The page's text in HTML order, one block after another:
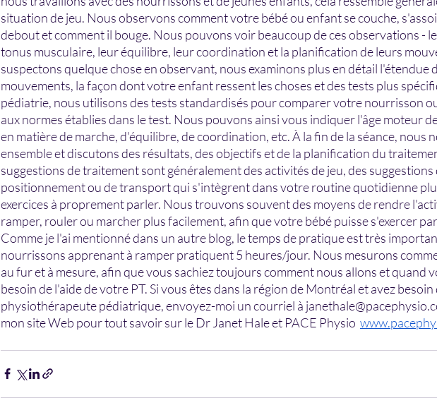
situation de jeu. Nous observons comment votre bébé ou enfant se couche,
debout et comment il bouge. Nous pouvons voir beaucoup de ces observations -
tonus musculaire, leur équilibre, leur coordination et la planification de leurs
suspectons quelque chose en observant, nous examinons plus en détail l'étendue
mouvements, la façon dont votre enfant ressent les choses et des tests plus
pédiatrie, nous utilisons des tests standardisés pour comparer votre nourrisson
aux normes établies dans le test. Nous pouvons ainsi vous indiquer l'âge moteur
en matière de marche, d'équilibre, de coordination, etc. À la fin de la séance, nous
ensemble et discutons des résultats, des objectifs et de la planification du
suggestions de traitement sont généralement des activités de jeu, des suggestions
positionnement ou de transport qui s'intègrent dans votre routine quotidienne
exercices à proprement parler. Nous trouvons souvent des moyens de rendre
ramper, rouler ou marcher plus facilement, afin que votre bébé puisse s'exercer
Comme je l'ai mentionné dans un autre blog, le temps de pratique est très
nourrissons apprenant à ramper pratiquent 5 heures/jour. Nous mesurons
au fur et à mesure, afin que vous sachiez toujours comment nous allons et quand
besoin de l'aide de votre PT. Si vous êtes dans la région de Montréal et avez
physiothérapeute pédiatrique, envoyez-moi un courriel à
mon site Web pour tout savoir sur le Dr Janet Hale et PACE Physio